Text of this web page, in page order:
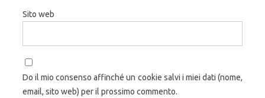
Sito web
Do il mio consenso affinché un cookie salvi i miei dati (nome,
email, sito web) per il prossimo commento.